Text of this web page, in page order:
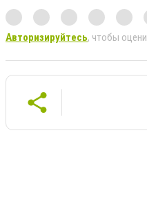
Авторизируйтесь, чтобы